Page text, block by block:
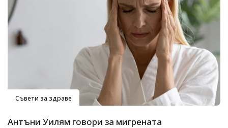
Съвети за здраве
Антъни Уилям говори за мигрената